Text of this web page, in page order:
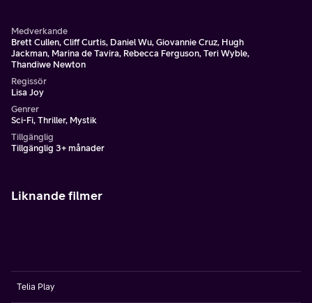
Medverkande
Brett Cullen, Cliff Curtis, Daniel Wu, Giovannie Cruz, Hugh
Jackman, Marina de Tavira, Rebecca Ferguson, Teri Wyble,
Thandiwe Newton
Regissör
Lisa Joy
Genrer
Sci-Fi, Thriller, Mystik
Tillgänglig
Tillgänglig 3+ månader
Liknande filmer
Telia Play